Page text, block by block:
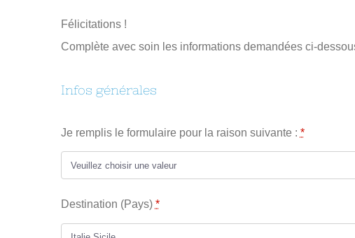
Félicitations !
Complète avec soin les informations demandées ci-
Infos générales
Je remplis le formulaire pour la raison suivante : *
Destination (Pays) *